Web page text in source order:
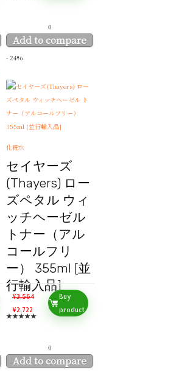
0
Add to compare
- 24%
化粧水
セイヤーズ
(Thayers) ロー
ズペタル ウィ
ッチヘーゼル
トナー（アル
コールフリ
ー） 355ml [並
行輸入品]
★★★★★
¥3,564
¥2,722
Buy
product
0
Add to compare